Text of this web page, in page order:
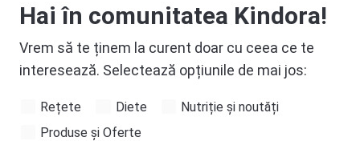
Hai în comunitatea Kindora!
Vrem să te ținem la curent doar cu ceea ce te
interesează. Selectează opțiunile de mai jos:
Rețete Diete
Nutriție și noutăți
Produse și Oferte